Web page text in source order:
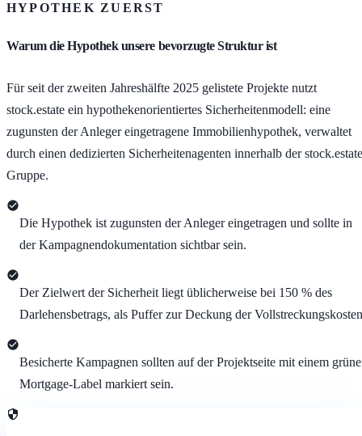
HYPOTHEK ZUERST
Warum die Hypothek unsere bevorzugte Struktur ist
Für seit der zweiten Jahreshälfte 2025 gelistete Projekte nutzt
stock.estate ein hypothekenorientiertes Sicherheitenmodell: eine
zugunsten der Anleger eingetragene Immobilienhypothek, verwaltet
durch einen dedizierten Sicherheitenagenten innerhalb der
Gruppe.
Die Hypothek ist zugunsten der Anleger eingetragen und sollte in
der Kampagnendokumentation sichtbar sein.
Der Zielwert der Sicherheit liegt üblicherweise bei 150 % des
Darlehensbetrags, als Puffer zur Deckung der
Besicherte Kampagnen sollten auf der Projektseite mit einem
Mortgage-Label markiert sein.